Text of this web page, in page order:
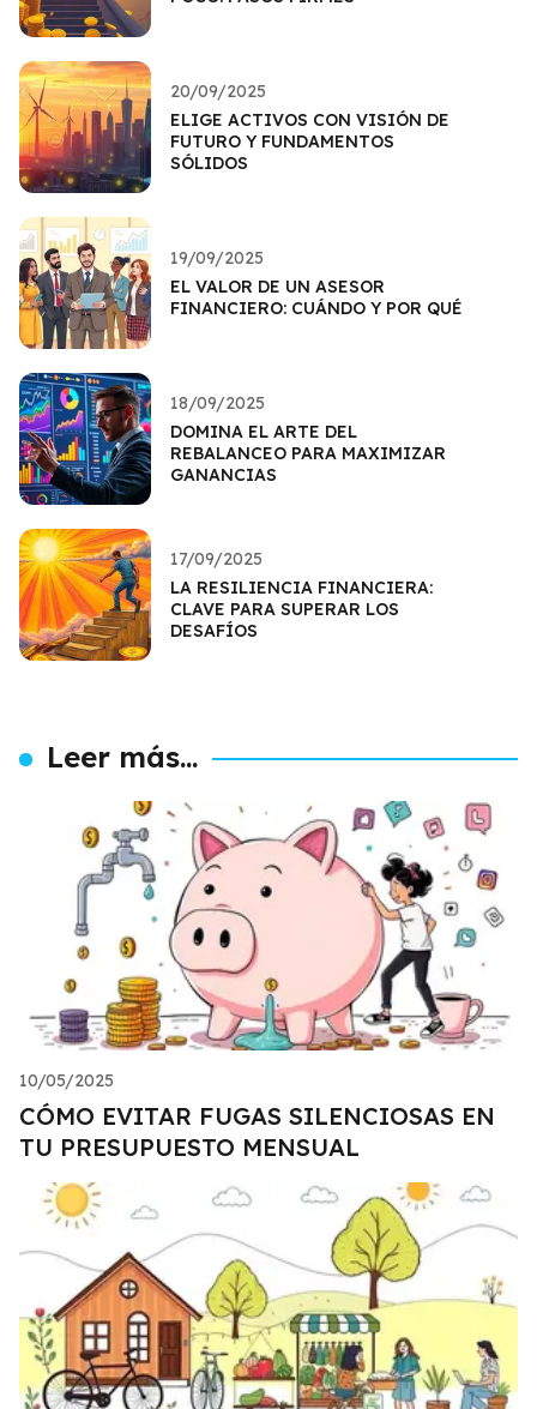
20/09/2025
ELIGE ACTIVOS CON VISIÓN DE
FUTURO Y FUNDAMENTOS
SÓLIDOS
19/09/2025
EL VALOR DE UN ASESOR
FINANCIERO: CUÁNDO Y POR QUÉ
18/09/2025
DOMINA EL ARTE DEL
REBALANCEO PARA MAXIMIZAR
GANANCIAS
17/09/2025
LA RESILIENCIA FINANCIERA:
CLAVE PARA SUPERAR LOS
DESAFÍOS
Leer más...
10/05/2025
CÓMO EVITAR FUGAS SILENCIOSAS EN
TU PRESUPUESTO MENSUAL